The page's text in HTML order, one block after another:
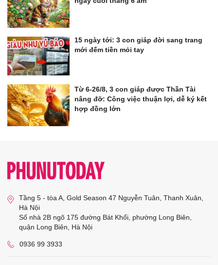
15 ngày tới: 3 con giáp đời sang trang
mới đếm tiền mỏi tay
Từ 6-26/8, 3 con giáp được Thần Tài
nâng đỡ: Công việc thuận lợi, dễ ký kết
hợp đồng lớn
Tầng 5 - tòa A, Gold Season 47 Nguyễn Tuân, Thanh Xuân,
Hà Nội
Số nhà 2B ngõ 175 đường Bát Khối, phường Long Biên,
quận Long Biên, Hà Nội
0936 99 3933